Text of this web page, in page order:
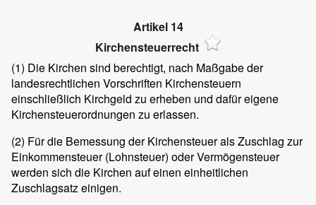
Artikel 14
Kirchensteuerrecht
(1) Die Kirchen sind berechtigt, nach Maßgabe der
landesrechtlichen Vorschriften Kirchensteuern
einschließlich Kirchgeld zu erheben und dafür eigene
Kirchensteuerordnungen zu erlassen.
(2) Für die Bemessung der Kirchensteuer als Zuschlag zur
Einkommensteuer (Lohnsteuer) oder Vermögensteuer
werden sich die Kirchen auf einen einheitlichen
Zuschlagsatz einigen.